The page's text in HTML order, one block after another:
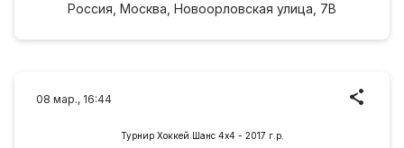
Россия, Москва, Новоорловская улица, 7В
08 мар., 16:44
Турнир Хоккей Шанс 4х4 - 2017 г.р.